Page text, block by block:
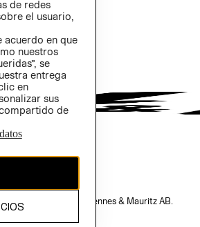
de H&M Hennes & Mauritz AB.
de redes
el usuario,
acuerdo en que
nuestros
se
entrega
en
sus
de